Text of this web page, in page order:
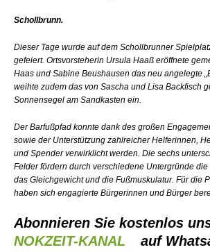
Schollbrunn.
Dieser Tage wurde auf dem Schollbrunner
gefeiert. Ortsvorsteherin Ursula Haaß eröffnete
Haas und Sabine Beushausen das neu angelegte
weihte zudem das von Sascha und Lisa Backfisch
Sonnensegel am Sandkasten ein.
Der Barfußpfad konnte dank des großen
sowie der Unterstützung zahlreicher Helferinnen,
und Spender verwirklicht werden. Die sechs
Felder fördern durch verschiedene Untergründe
das Gleichgewicht und die Fußmuskulatur. Für die
haben sich engagierte Bürgerinnen und Bürger
Abonnieren Sie kostenlos
NOKZEIT-KANAL
auf